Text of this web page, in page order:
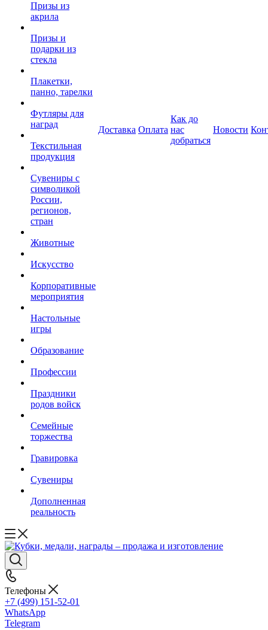
Призы из
акрила
Призы и
подарки из
стекла
Плакетки,
панно, тарелки
Футляры для
наград
Текстильная
продукция
Сувениры с
символикой
России,
регионов,
стран
Животные
Искусство
Корпоративные
мероприятия
Настольные
игры
Образование
Профессии
Праздники
родов войск
Семейные
торжества
Гравировка
Сувениры
Дополненная
реальность
Доставка Оплата
Как до
нас
добраться
Новости
Телефоны
+7 (499) 151-52-01
WhatsApp
Telegram